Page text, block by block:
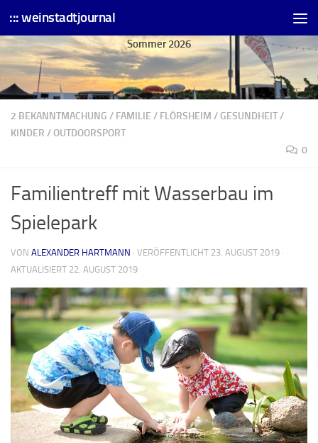
Skip to content
::: weinstadtjournal
Sommer 2026
2 BEKANNTMACHUNG / FAMILIE / FLÖRSHEIM / GESUNDHEIT/
KINDER /OUTDOORSPORT
0
Familientreff mit Wasserbau im
Spielepark
VON ALEXANDER HARTMANN · VERÖFFENTLICHT 23. AUGUST 2019 ·
AKTUALISIERT 22. AUGUST 2019